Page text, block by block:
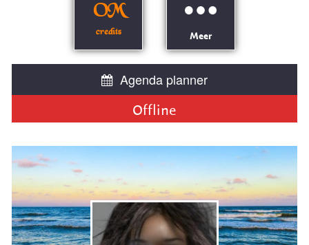
OM
credits Meer
Agenda planner
Offline